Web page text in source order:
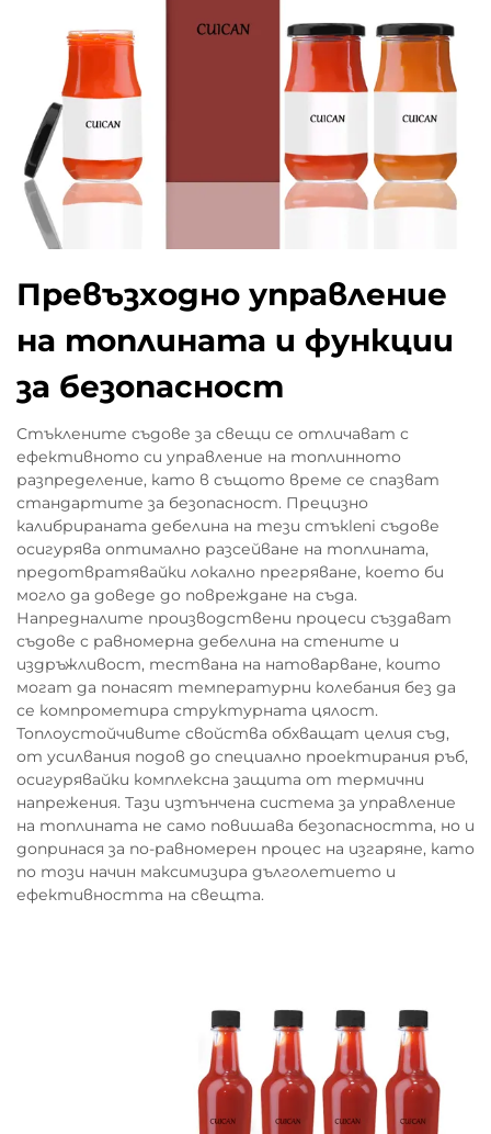
Превъзходно управление
на топлината и функции
за безопасност
Стъклените съдове за свещи се отличават с
ефективното си управление на топлинното
разпределение, като в същото време се спазват
стандартите за безопасност. Прецизно
калибрираната дебелина на тези стъкleni съдове
осигурява оптимално разсейване на топлината,
предотвратявайки локално прегряване, което би
могло да доведе до повреждане на съда.
Напредналите производствени процеси създават
съдове с равномерна дебелина на стените и
издръжливост, тествана на натоварване, които
могат да понасят температурни колебания без да
се компрометира структурната цялост.
Топлоустойчивите свойства обхващат целия съд,
от усилвания подов до специално проектирания ръб,
осигурявайки комплексна защита от термични
напрежения. Тази изтънчена система за управление
на топлината не само повишава безопасността, но и
допринася за по-равномерен процес на изгаряне, като
по този начин максимизира дълголетието и
ефективността на свещта.